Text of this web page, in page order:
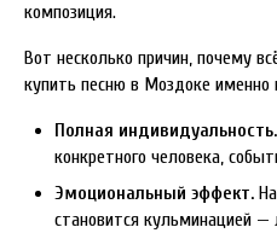
композиция.
Вот несколько причин, почему
купить песню в Моздоке именно
Полная индивидуальность.
конкретного человека,
Эмоциональный эффект.
становится кульминацией